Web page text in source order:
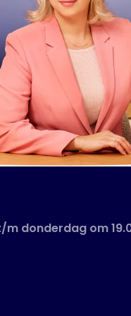
m donderdag om